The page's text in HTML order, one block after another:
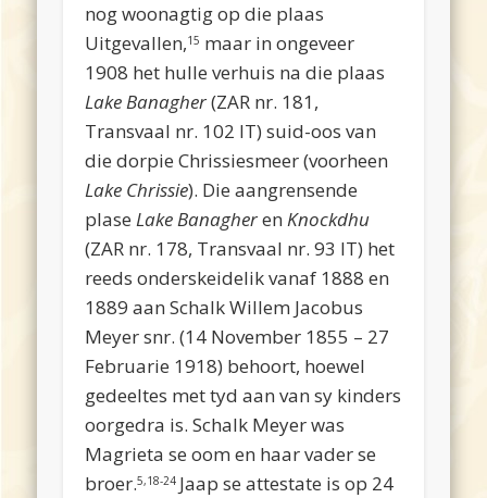
nog woonagtig op die plaas
Uitgevallen,15 maar in ongeveer
1908 het hulle verhuis na die plaas
Lake Banagher(ZAR nr. 181,
Transvaal nr. 102 IT) suid-oos van
die dorpie Chrissiesmeer (voorheen
Lake Chrissie). Die aangrensende
plaseLake BanagherenKnockdhu
(ZAR nr. 178, Transvaal nr. 93 IT) het
reeds onderskeidelik vanaf 1888 en
1889 aan Schalk Willem Jacobus
Meyer snr. (14 November 1855 – 27
Februarie 1918) behoort, hoewel
gedeeltes met tyd aan van sy kinders
oorgedra is. Schalk Meyer was
Magrieta se oom en haar vader se
broer.5,18-24 Jaap se attestate is op 24